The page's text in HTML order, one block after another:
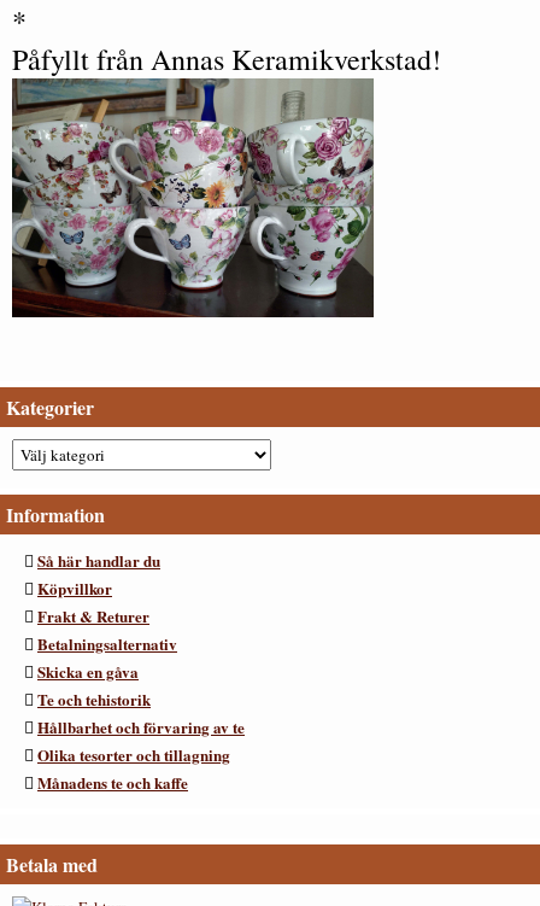
*
Påfyllt från Annas Keramikverkstad!
Kategorier
Information
Så här handlar du
Köpvillkor
Frakt & Returer
Betalningsalternativ
Skicka en gåva
Te och tehistorik
Hållbarhet och förvaring av te
Olika tesorter och tillagning
Månadens te och kaffe
Betala med